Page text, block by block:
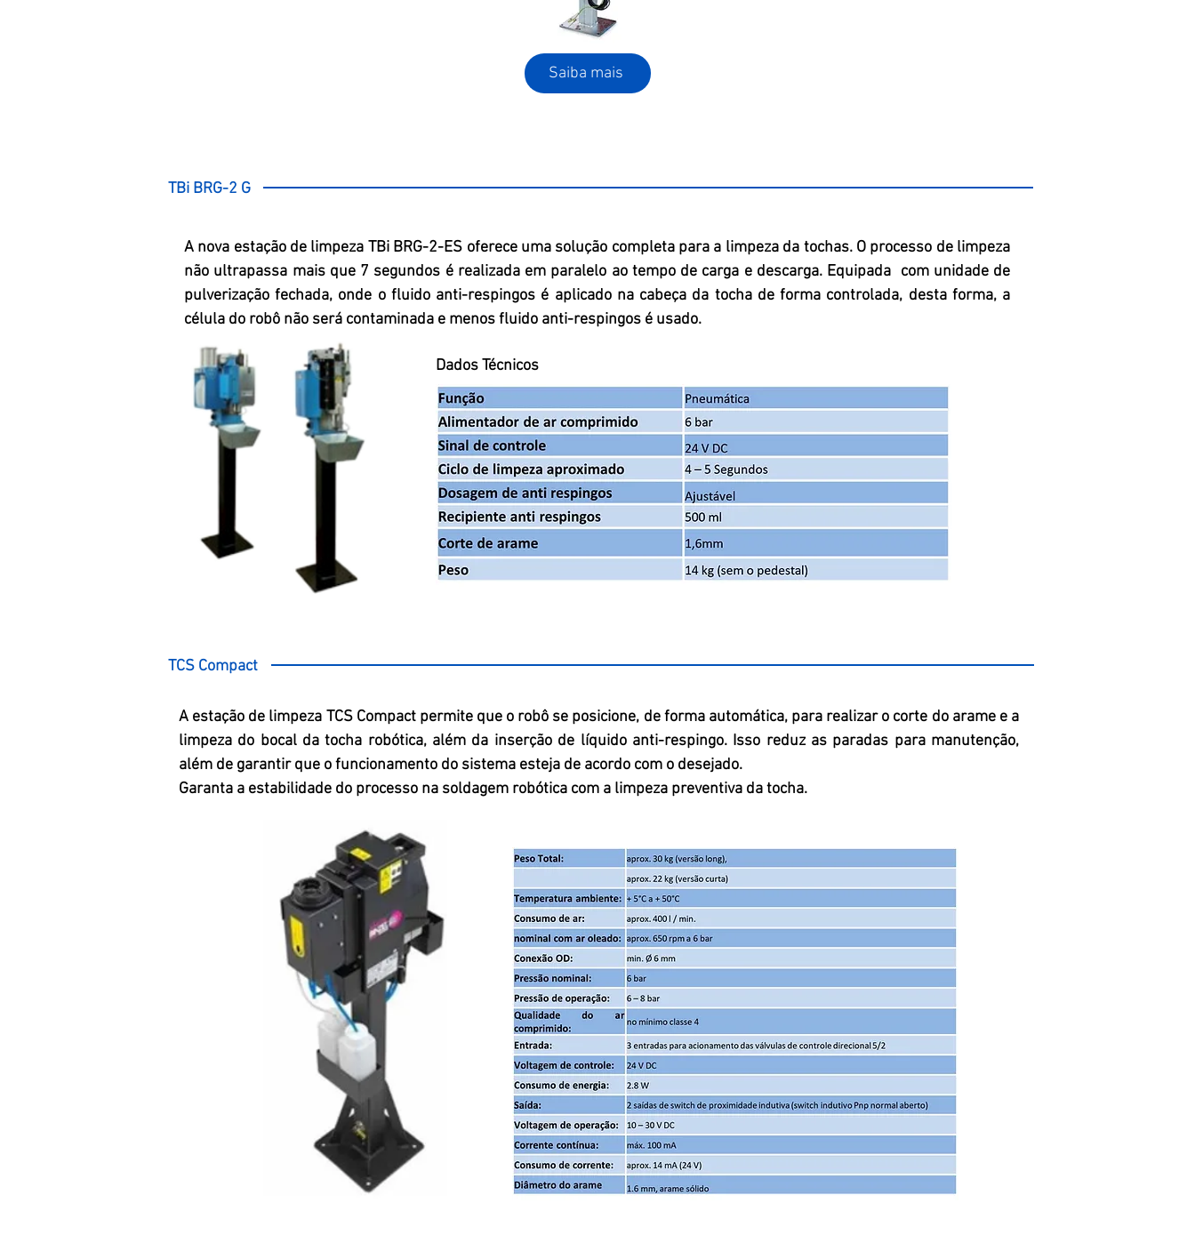
Saiba mais
TBi BRG-2 G
A nova estação de limpeza TBi BRG-2-ES oferece uma solução completa para a limpeza da tochas. O processo de limpeza
não ultrapassa mais que 7 segundos é realizada em paralelo ao tempo de carga e descarga. Equipada com unidade de
pulverização fechada, onde o fluido anti-respingos é aplicado na cabeça da tocha de forma controlada, desta forma, a
célula do robô não será contaminada e menos fluido anti-respingos é usado.
Dados Técnicos
TCS Compact
A estação de limpeza TCS Compact permite que o robô se posicione, de forma automática, para realizar o corte do arame e a
limpeza do bocal da tocha robótica, além da inserção de líquido anti-respingo. Isso reduz as paradas para manutenção,
além de garantir que o funcionamento do sistema esteja de acordo com o desejado.
Garanta a estabilidade do processo na soldagem robótica com a limpeza preventiva da tocha.